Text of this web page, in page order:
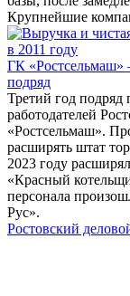
Крупнейшие
ГК «Ростсельмаш»
подряд
Третий год подряд
работодателей
«Ростсельмаш».
расширять штат
2023 году
«Красный
персонала
Рус».
Ростовский